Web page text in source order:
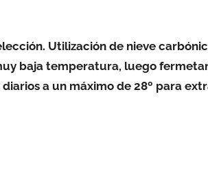
Utilización de nieve
baja temperatura, luego
a un máximo de 28º para